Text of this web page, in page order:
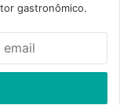
gastronômico.